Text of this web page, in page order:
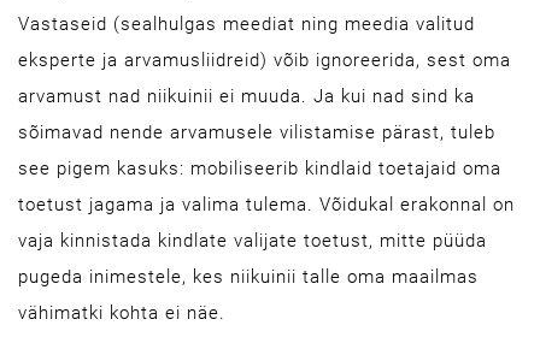
Vastaseid (sealhulgas meediat ning meedia valitud
eksperte ja arvamusliidreid) võib ignoreerida, sest oma
arvamust nad niikuinii ei muuda. Ja kui nad sind ka
sõimavad nende arvamusele vilistamise pärast, tuleb
see pigem kasuks: mobiliseerib kindlaid toetajaid oma
toetust jagama ja valima tulema. Võidukal erakonnal on
vaja kinnistada kindlate valijate toetust, mitte püüda
pugeda inimestele, kes niikuinii talle oma maailmas
vähimatki kohta ei näe.